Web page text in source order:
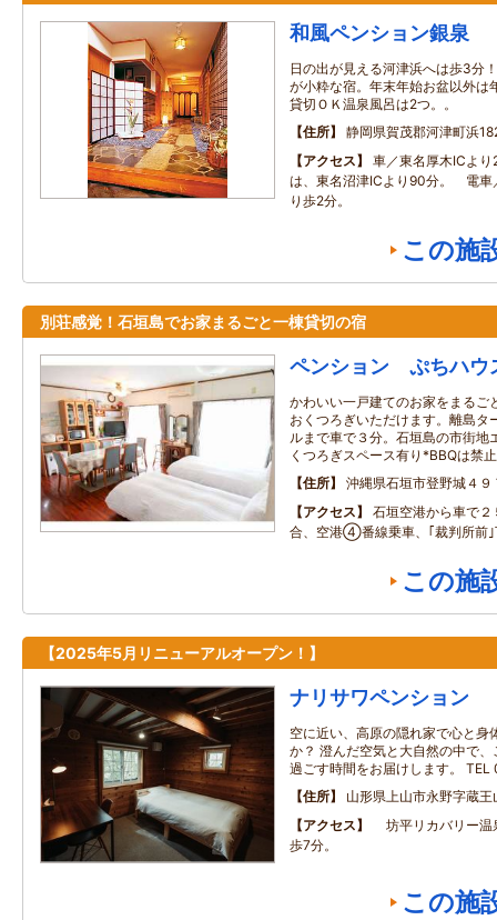
和風ペンション銀泉
日の出が見える河津浜へは歩3分
が小粋な宿。年末年始お盆以外は
貸切ＯＫ温泉風呂は2つ。。
住所
静岡県賀茂郡河津町浜
アクセス
車／東名厚木ICよ
は、東名沼津ICより90分。 電車
り歩2分。
この施
別荘感覚！石垣島でお家まるごと一棟貸切の宿
ペンション ぷちハウ
かわいい一戸建てのお家をまるご
おくつろぎいただけます。離島タ
ルまで車で３分。石垣島の市街地
くつろぎスペース有り*BBQは禁止
住所
沖縄県石垣市登野城４
アクセス
石垣空港から車で
合、空港④番線乗車、｢裁判所前｣
この施
【2025年5月リニューアルオープン！】
ナリサワペンション
空に近い、高原の隠れ家で心と身
か？ 澄んだ空気と大自然の中で
過ごす時間をお届けします。
住所
山形県上山市永野字蔵
アクセス
坊平リカバリー温
歩7分。
この施